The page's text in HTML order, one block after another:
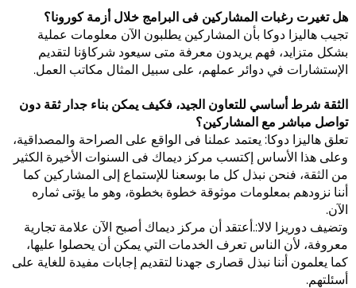
هل تغيرت رغبات المشاركين فى البرامج خلال أزمة كورونا؟
تجيب هاليزا دوكا بأن المشاركين يطلبون الآن معلومات عملية
بشكل متزايد، فهم يريدون معرفة متى سيعود شركاؤنا لتقديم
الإستشارات في دوائر عملهم، على سبيل المثال مكاتب العمل.
الثقة شرط أساسي للتعاون الجيد، فكيف يمكن بناء جدار ثقة دون
تواصل مباشر مع المشاركين؟
تعلق هاليزا دوكا: يعتمد عملنا فى الواقع على الصراحة والمصداقية،
وعلى هذا الأساس إكتسب مركز ديماك فى السنوات الأخيرة الكثير
من الثقة، فنحن نبذل كل ما بوسعنا للإستماع إلى المشاركين كما
أننا نزودهم بمعلومات موثوقة خطوة بخطوة، وهو ما يؤتى ثماره
الآن.
وتضيف دوريزا لالا:.أعتقد أن مركز ديماك أصبح الآن علامة تجارية
معروفة، لأن الناس تعرف الخدمات التي يمكن أن يحصلوا عليها،
كما يعلمون أننا نبذل قصارى جهدنا لتقديم إجابات مفيدة للغاية على
أسئلتهم.